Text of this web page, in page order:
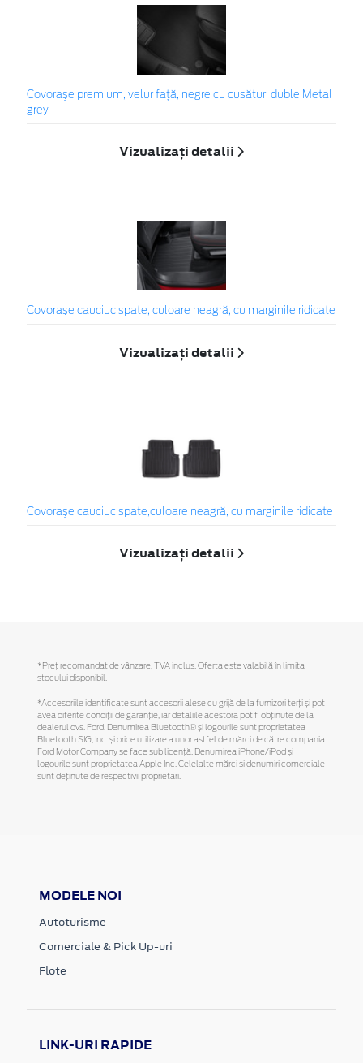
Covoraşe premium, velur față, negre cu cusături duble Metal
grey
Vizualizați detalii
Covoraşe cauciuc spate, culoare neagră, cu marginile ridicate
Vizualizați detalii
Covoraşe cauciuc spate,culoare neagră, cu marginile ridicate
Vizualizați detalii
*Preţ recomandat de vânzare, TVA inclus. Oferta este valabilă în limita
stocului disponibil.
*Accesoriile identificate sunt accesorii alese cu grijă de la furnizori terți și pot
avea diferite condiții de garanție, iar detaliile acestora pot fi obținute de la
dealerul dvs. Ford. Denumirea Bluetooth® și logourile sunt proprietatea
Bluetooth SIG, Inc. și orice utilizare a unor astfel de mărci de către compania
Ford Motor Company se face sub licență. Denumirea iPhone/iPod și
logourile sunt proprietatea Apple Inc. Celelalte mărci și denumiri comerciale
sunt deținute de respectivii proprietari.
MODELE NOI
Autoturisme
Comerciale & Pick Up-uri
Flote
LINK-URI RAPIDE